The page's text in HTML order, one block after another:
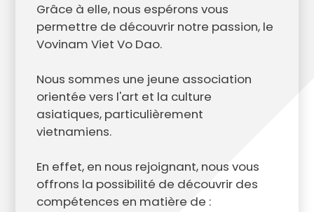
Grâce à elle, nous espérons vous
permettre de découvrir notre passion, le
Vovinam Viet Vo Dao.
Nous sommes une jeune association
orientée vers l'art et la culture
asiatiques, particulièrement
vietnamiens.
En effet, en nous rejoignant, nous vous
offrons la possibilité de découvrir des
compétences en matière de :